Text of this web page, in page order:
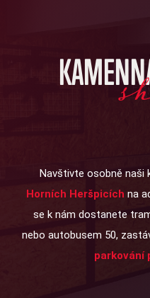
Navštivte osobně naši
Horních Heršpicích na
se k nám dostanete
nebo autobusem 50,
parkování